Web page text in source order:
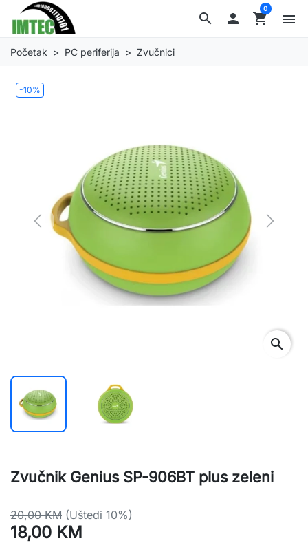
search  shopping_cart
0
menu
Početak PC periferija Zvučnici
-10%
Previous Next
search
Zvučnik Genius SP-906BT plus zeleni
20,00 KM (Uštedi 10%)
18,00 KM